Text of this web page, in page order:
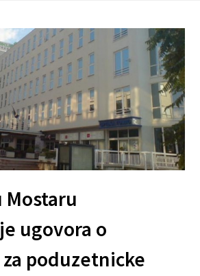
Mostaru
ugovora o
poduzetnicke